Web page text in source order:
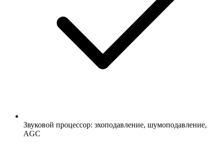
Звуковой процессор: эхоподавление, шумоподавление,
AGC